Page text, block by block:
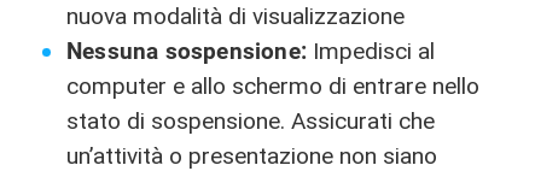
nuova modalità di visualizzazione
Nessuna sospensione: Impedisci al
computer e allo schermo di entrare nello
stato di sospensione. Assicurati che
un’attività o presentazione non siano